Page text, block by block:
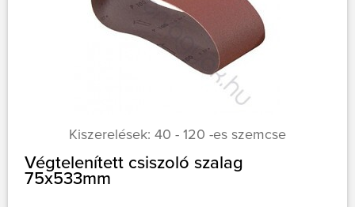
Kiszerelések: 40 - 120 -es szemcse
Végtelenített csiszoló szalag
75x533mm